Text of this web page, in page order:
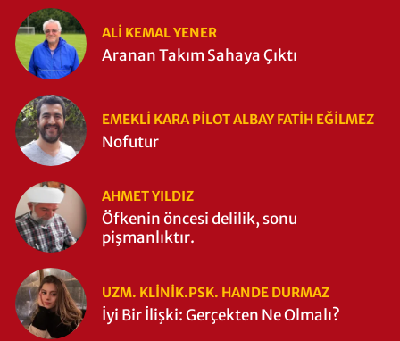
ALI KEMAL YENER
Aranan Takım Sahaya Çıktı
EMEKLI KARA PILOT ALBAY FATIH EĞİLMEZ
Nofutur
AHMET YILDIZ
Öfkenin öncesi delilik, sonu
pişmanlıktır.
UZM. KLINIK.PSK. HANDE DURMAZ
İyi Bir İlişki: Gerçekten Ne Olmalı?